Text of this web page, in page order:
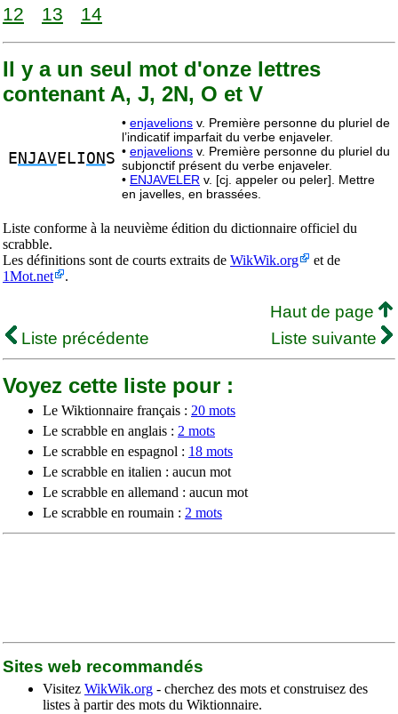
12
13 14
Il y a un seul mot d'onze lettres
contenant A, J, 2N, O et V
E NJAVELION S
• enjavelions v. Première personne du pluriel de
l’indicatif imparfait du verbe enjaveler.
• enjavelions v. Première personne du pluriel du
subjonctif présent du verbe enjaveler.
• ENJAVELER v. [cj. appeler ou peler]. Mettre
en javelles, en brassées.
Liste conforme à la neuvième édition du dictionnaire officiel du
scrabble.
Les définitions sont de courts extraits de WikWik.org
et de
1Mot.net
.
Haut de page
Liste précédente
Liste suivante
Voyez cette liste pour :
Le Wiktionnaire français : 20 mots
Le scrabble en anglais : 2 mots
Le scrabble en espagnol : 18 mots
Le scrabble en italien : aucun mot
Le scrabble en allemand : aucun mot
Le scrabble en roumain : 2 mots
Sites web recommandés
Visitez WikWik.org - cherchez des mots et construisez des
listes à partir des mots du Wiktionnaire.